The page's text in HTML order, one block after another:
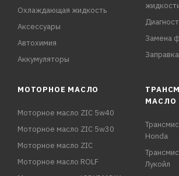
Охлаждающая жидкость
Аксессуары
Автохимия
Аккумуляторы
Замена
МОТОРНОЕ МАСЛО
Моторное масло ZIC 5w40
Моторное масло ZIC 5w30
Моторное масло ZIC
Моторное масло ROLF
МАСЛО
Honda
Лукойл